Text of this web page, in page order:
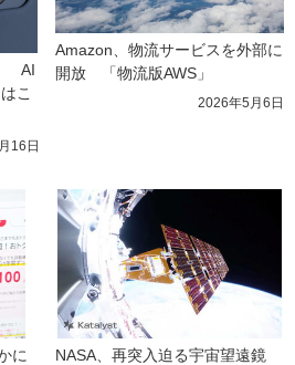
　AI
こ
16日
Amazon、物流サービスを外部に
開放　「物流版AWS」
2026年5月6日
に
NASA、再突入迫る宇宙望遠鏡